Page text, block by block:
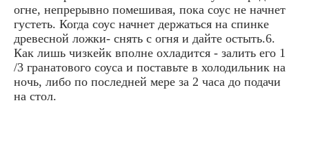
огне, непрерывно помешивая, пока соус не начнет
густеть. Когда соус начнет держаться на спинке
древесной ложки- снять с огня и дайте остыть.6.
Как лишь чизкейк вполне охладится - залить его 1
/3 гранатового соуса и поставьте в холодильник на
ночь, либо по последней мере за 2 часа до подачи
на стол.